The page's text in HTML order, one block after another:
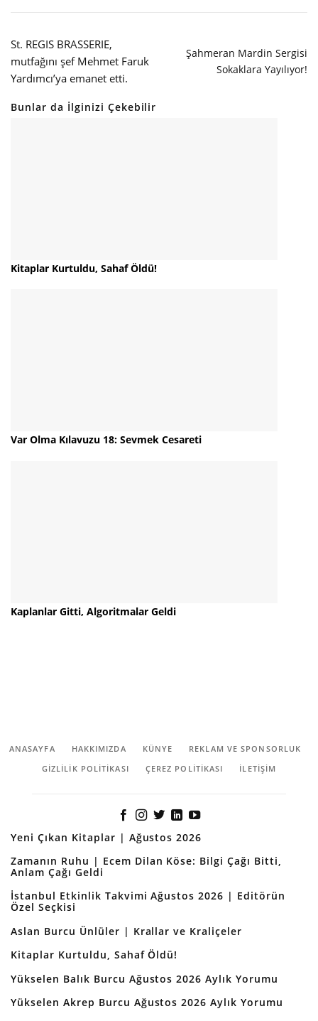
St. REGIS BRASSERIE,
mutfağını şef Mehmet Faruk
Yardımcı’ya emanet etti.
Şahmeran Mardin Sergisi
Sokaklara Yayılıyor!
Bunlar da İlginizi Çekebilir
Kitaplar Kurtuldu, Sahaf Öldü!
Var Olma Kılavuzu 18: Sevmek Cesareti
Kaplanlar Gitti, Algoritmalar Geldi
ANASAYFA HAKKIMIZDA KÜNYE
REKLAM VE SPONSORLUK
GIZLILIK POLITIKASI
ÇEREZ POLITIKASI İLETİŞİM
Yeni Çıkan Kitaplar | Ağustos 2026
Zamanın Ruhu | Ecem Dilan Köse: Bilgi Çağı Bitti,
Anlam Çağı Geldi
İstanbul Etkinlik Takvimi Ağustos 2026 | Editörün
Özel Seçkisi
Aslan Burcu Ünlüler | Krallar ve Kraliçeler
Kitaplar Kurtuldu, Sahaf Öldü!
Yükselen Balık Burcu Ağustos 2026 Aylık Yorumu
Yükselen Akrep Burcu Ağustos 2026 Aylık Yorumu